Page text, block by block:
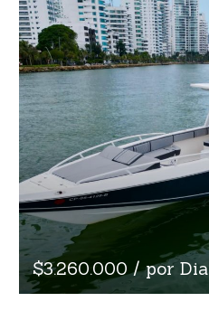
$3.260.000 / por Dia